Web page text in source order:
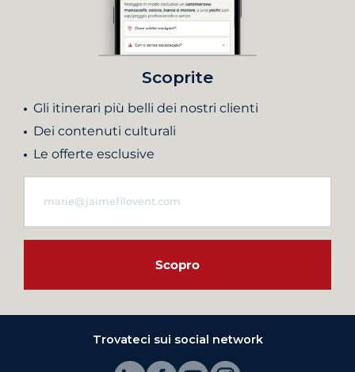
Scoprite
Gli itinerari più belli dei nostri clienti
Dei contenuti culturali
Le offerte esclusive
Scopro
Trovateci sui social network